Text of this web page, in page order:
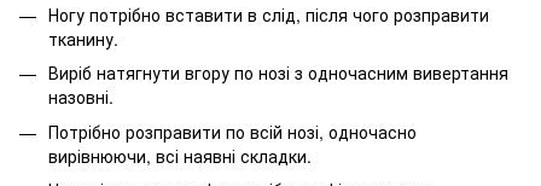
Ногу потрібно вставити в слід, після чого розправити
тканину.
Виріб натягнути вгору по нозі з одночасним вивертання
назовні.
Потрібно розправити по всій нозі, одночасно
вирівнюючи, всі наявні складки.